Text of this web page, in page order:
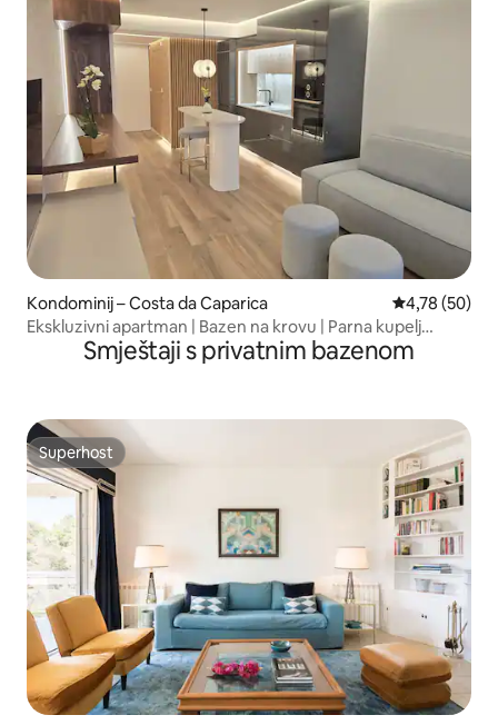
Kondominij – Costa da Caparica Prosječna
4,78 (50)
Ekskluzivni apartman | Bazen na krovu | Parna kupelj
byHost-PointSmještaji s privatnim bazenom
Superhost
Superhost